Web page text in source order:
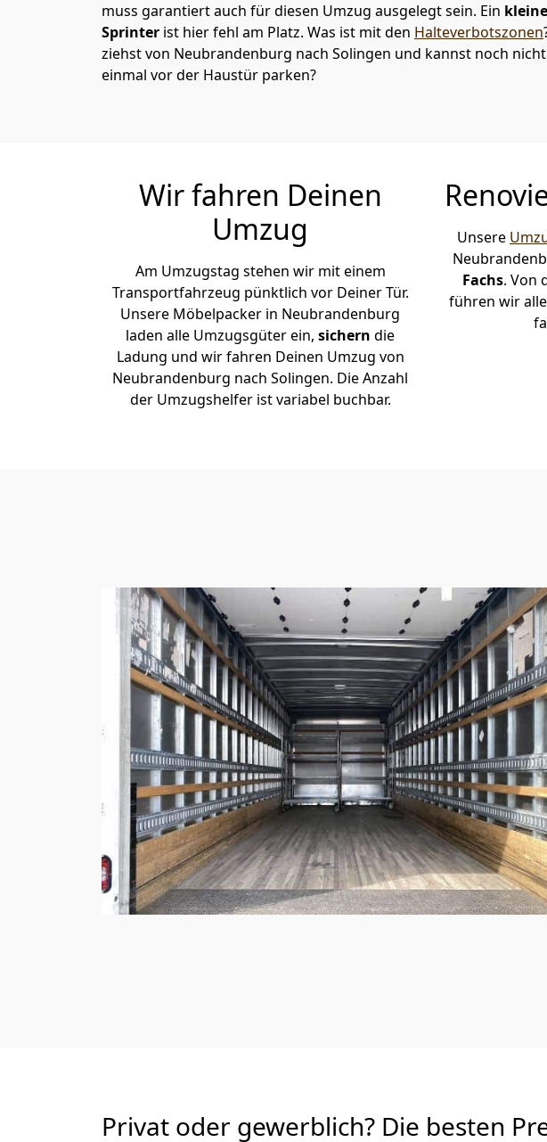
muss garantiert auch für diesen Umzug ausgelegt sein. Ein
Sprinter ist hier fehl am Platz. Was ist mit den Halteverbotszonen
ziehst von Neubrandenburg nach Solingen und kannst noch nicht
einmal vor der Haustür parken?
Wir fahren Deinen
Umzug
Am Umzugstag stehen wir mit einem
Transportfahrzeug pünktlich vor Deiner Tür.
Unsere Möbelpacker in Neubrandenburg
laden alle Umzugsgüter ein, sichern die
Ladung und wir fahren Deinen Umzug von
Neubrandenburg nach Solingen. Die Anzahl
der Umzugshelfer ist variabel buchbar.
Unsere
Fachs. Von
führen wir
Privat oder gewerblich? Die besten